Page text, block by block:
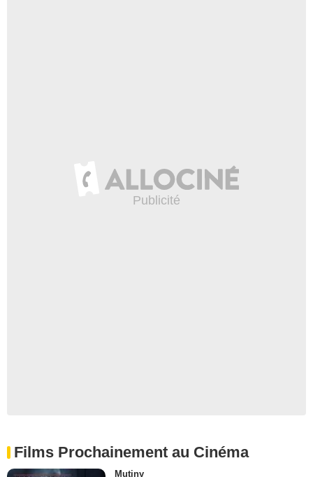
Films Prochainement au Cinéma
Mutiny